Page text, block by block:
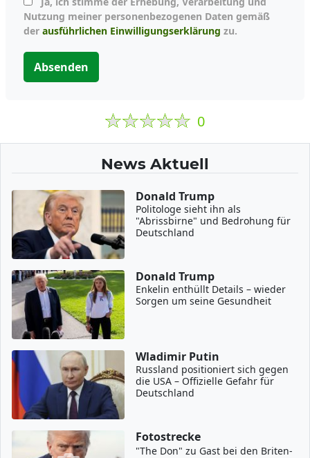
Nutzung meiner personenbezogenen Daten gemäß
der ausführlichen Einwilligungserklärung zu.
Absenden
0
News Aktuell
Donald Trump
Politologe sieht ihn als
"Abrissbirne" und Bedrohung für
Deutschland
Donald Trump
Enkelin enthüllt Details – wieder
Sorgen um seine Gesundheit
Wladimir Putin
Russland positioniert sich gegen
die USA – Offizielle Gefahr für
Deutschland
Fotostrecke
"The Don" zu Gast bei den Briten-